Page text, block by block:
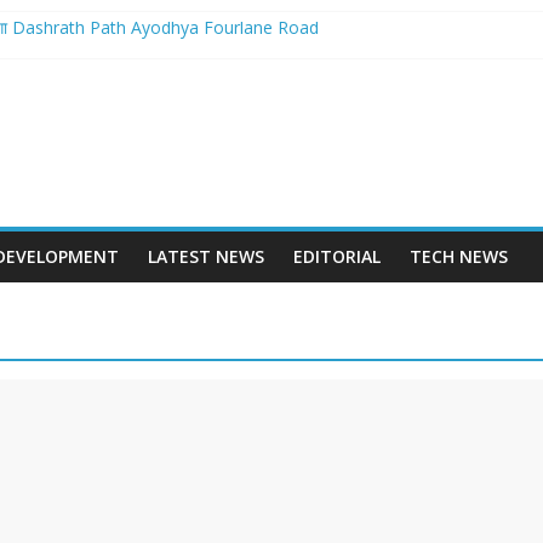
Dashrath Path Ayodhya Fourlane Road
Mohansarai Lahartara 6 Lane Road Varanasi
– Prayagraj 6 Lane Ganga Bridge
LATEST NEWS EDITORIAL TECH NEWS